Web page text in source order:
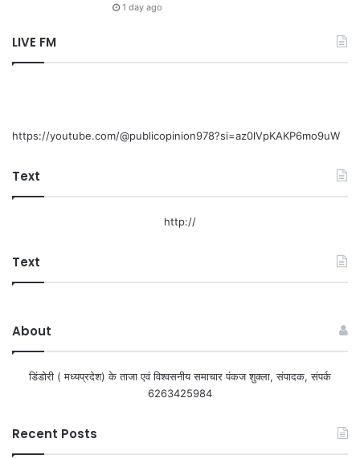
1 day ago
LIVE FM
https://youtube.com/@publicopinion978?si=az0lVpKAKP6mo9uW
Text
http://
Text
About
डिंडोरी ( मध्यप्रदेश) के ताजा एवं विश्वसनीय समाचार पंकज शुक्ला, संपादक, संपर्क
6263425984
Recent Posts